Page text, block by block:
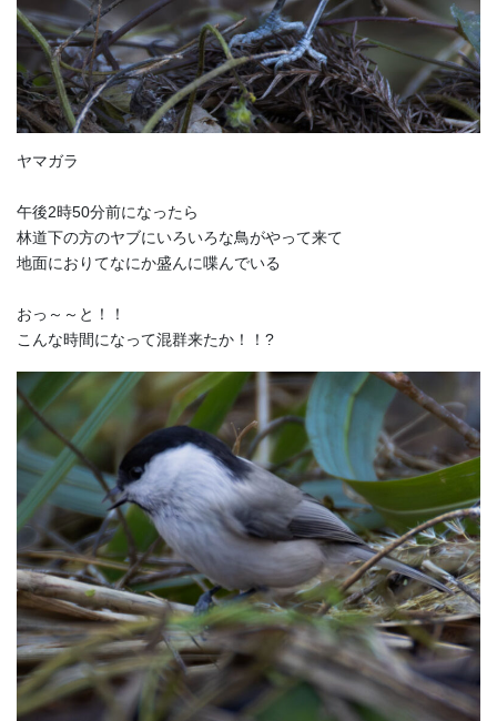
ヤマガラ
午後2時50分前になったら
林道下の方のヤブにいろいろな鳥がやって来て
地面におりてなにか盛んに喋んでいる
おっ～～と！！
こんな時間になって混群来たか！！?